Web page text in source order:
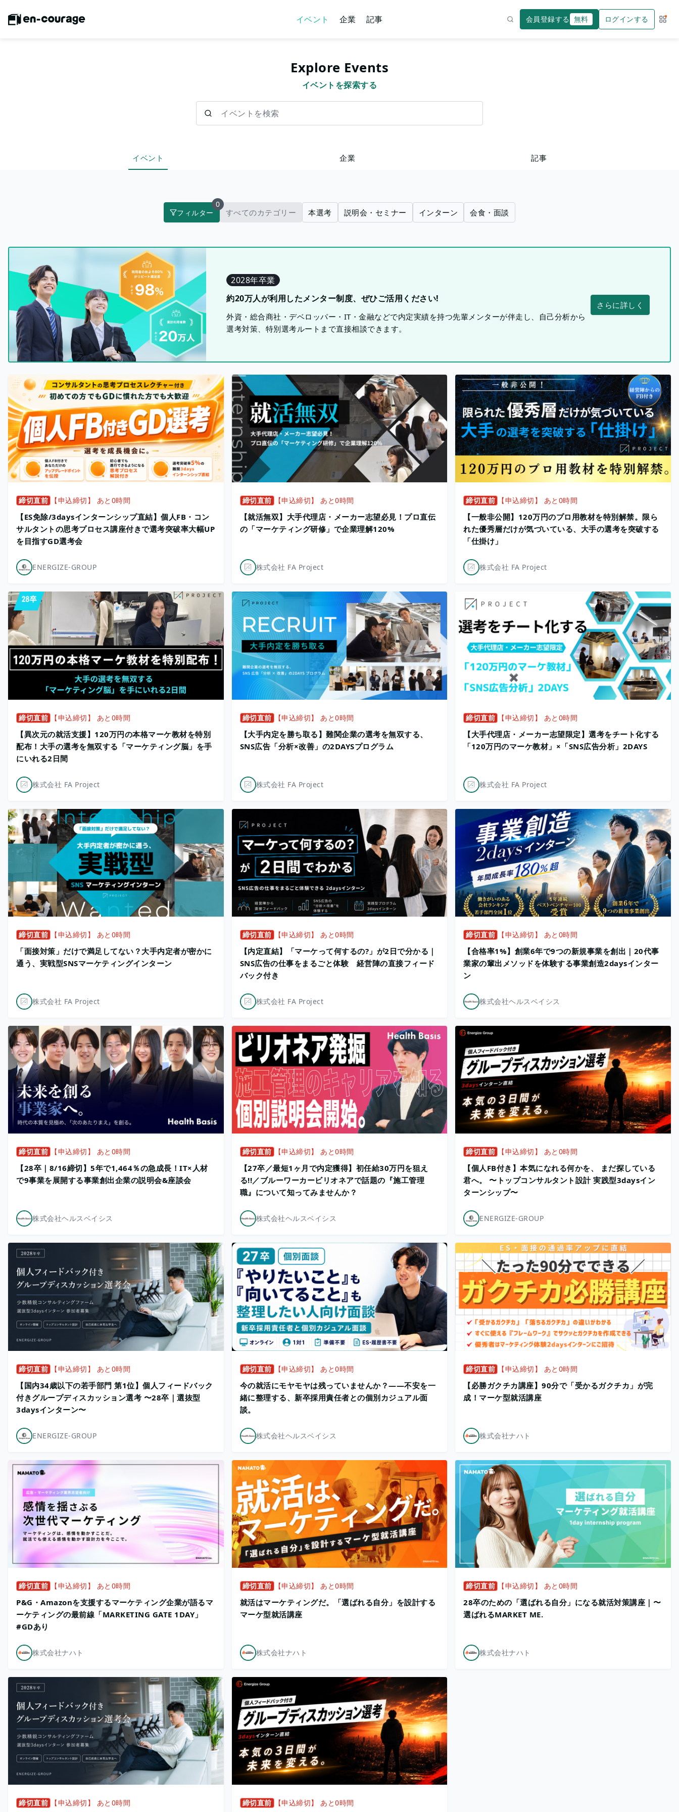
イベント 企業 記事 会員登録する 無料 ログインする サー
Explore Events
イベントを探索する
イベント 企業 記事
フィルター
0
すべてのカテゴリー 本選考 説明会・セミナー インターン 会食・面談
2028年卒業
約20万人が利用したメンター制度、ぜひご活用ください!
外資・総合商社・デベロッパー・IT・金融などで内定実績を持つ先輩メンターが伴走し、自己分析から
選考対策、特別選考ルートまで直接相談できます。
さらに詳しく
締切直前 【申込締切】 あと0時間
【ES免除/3daysインターンシップ直結】個人FB・コン
サルタントの思考プロセス講座付きで選考突破率大幅UP
を目指すGD選考会
ENERGIZE-GROUP
締切直前 【申込締切】 あと0時間
【就活無双】大手代理店・メーカー志望必見！プロ直伝
の「マーケティング研修」で企業理解120%
株式会社 FA Project
締切直前 【申込締切】 あと0時間
【一般非公開】120万円のプロ用教材を特別解禁。限ら
れた優秀層だけが気づいている、大手の選考を突破する
「仕掛け」
株式会社 FA Project
締切直前 【申込締切】 あと0時間
【異次元の就活支援】120万円の本格マーケ教材を特別
配布！大手の選考を無双する「マーケティング脳」を手
にいれる2日間
株式会社 FA Project
締切直前 【申込締切】 あと0時間
【大手内定を勝ち取る】難関企業の選考を無双する、
SNS広告「分析×改善」の2DAYSプログラム
株式会社 FA Project
締切直前 【申込締切】 あと0時間
【大手代理店・メーカー志望限定】選考をチート化する
「120万円のマーケ教材」×「SNS広告分析」2DAYS
株式会社 FA Project
締切直前 【申込締切】 あと0時間
「面接対策」だけで満足してない？大手内定者が密かに
通う、実戦型SNSマーケティングインターン
株式会社 FA Project
締切直前 【申込締切】 あと0時間
【内定直結】「マーケって何するの?」が2日で分かる｜
SNS広告の仕事をまるごと体験 経営陣の直接フィード
バック付き
株式会社 FA Project
締切直前 【申込締切】 あと0時間
【合格率1%】創業6年で9つの新規事業を創出｜20代事
業家の輩出メソッドを体験する事業創造2daysインター
ン
株式会社ヘルスベイシス
締切直前 【申込締切】 あと0時間
【28卒｜8/16締切】5年で1,464％の急成長！IT×人材
で9事業を展開する事業創出企業の説明会&座談会
株式会社ヘルスベイシス
締切直前 【申込締切】 あと0時間
【27卒／最短1ヶ月で内定獲得】初任給30万円を狙え
る!!／ブルーワーカービリオネアで話題の『施工管理
職』について知ってみませんか？
株式会社ヘルスベイシス
締切直前 【申込締切】 あと0時間
【個人FB付き】本気になれる何かを、 まだ探している
君へ。 〜トップコンサルタント設計 実践型3daysイン
ターンシップ〜
ENERGIZE-GROUP
締切直前 【申込締切】 あと0時間
【国内34歳以下の若手部門 第1位】個人フィードバック
付きグループディスカッション選考 〜28卒｜選抜型
3daysインターン〜
ENERGIZE-GROUP
締切直前 【申込締切】 あと0時間
今の就活にモヤモヤは残っていませんか？——不安を一
緒に整理する、新卒採用責任者との個別カジュアル面
談。
株式会社ヘルスベイシス
締切直前 【申込締切】 あと0時間
【必勝ガクチカ講座】90分で「受かるガクチカ」が完
成！マーケ型就活講座
株式会社ナハト
締切直前 【申込締切】 あと0時間
P&G・Amazonを支援するマーケティング企業が語るマ
ーケティングの最前線「MARKETING GATE 1DAY」
#GDあり
株式会社ナハト
締切直前 【申込締切】 あと0時間
就活はマーケティングだ。「選ばれる自分」を設計する
マーケ型就活講座
株式会社ナハト
締切直前 【申込締切】 あと0時間
28卒のための「選ばれる自分」になる就活対策講座｜〜
選ばれるMARKET ME.
株式会社ナハト
締切直前 【申込締切】 あと0時間 締切直前 【申込締切】 あと0時間